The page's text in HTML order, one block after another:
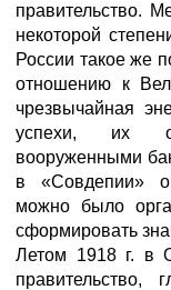
правительство.
некоторой
России такое же
отношению к
чрезвычайная
успехи, их
вооруженными
в «Совдепии»
можно было
сформировать
Летом 1918 г. в
правительство,